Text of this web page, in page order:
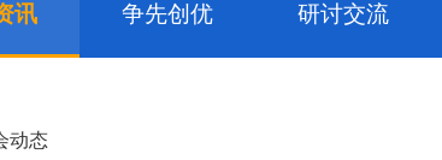
讯 争先创优 研讨交流
动态